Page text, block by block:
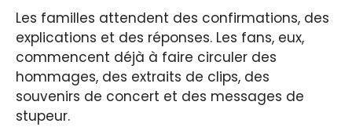
Les familles attendent des confirmations, des
explications et des réponses. Les fans, eux,
commencent déjà à faire circuler des
hommages, des extraits de clips, des
souvenirs de concert et des messages de
stupeur.